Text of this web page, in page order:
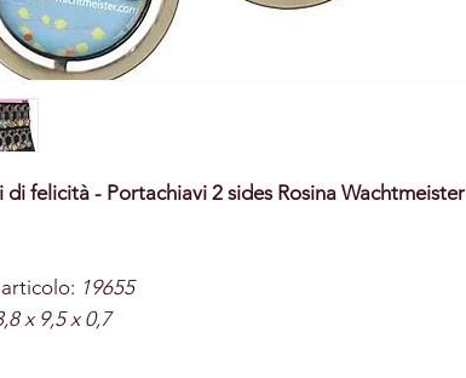
di felicità - Portachiavi 2 sides Rosina Wachtmeister
19655
x 9,5 x 0,7